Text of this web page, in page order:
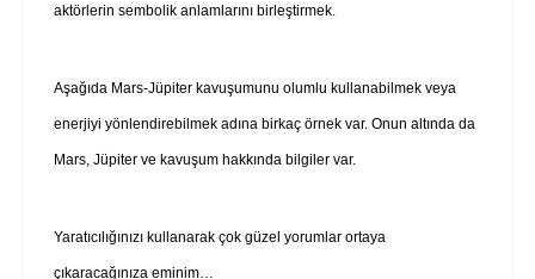
aktörlerin sembolik anlamlarını birleştirmek.
Aşağıda Mars-Jüpiter kavuşumunu olumlu kullanabilmek veya
enerjiyi yönlendirebilmek adına birkaç örnek var. Onun altında da
Mars, Jüpiter ve kavuşum hakkında bilgiler var.
Yaratıcılığınızı kullanarak çok güzel yorumlar ortaya
çıkaracağınıza eminim…